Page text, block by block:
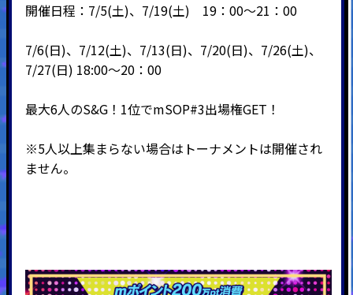
開催日程：7/5(土)、7/19(土) 19：00～21：00
7/6(日)、7/12(土)、7/13(日)、7/20(日)、7/26(土)、
7/27(日) 18:00～20：00
最大6人のS&G！1位でmSOP#3出場権GET！
※5人以上集まらない場合はトーナメントは開催され
ません。